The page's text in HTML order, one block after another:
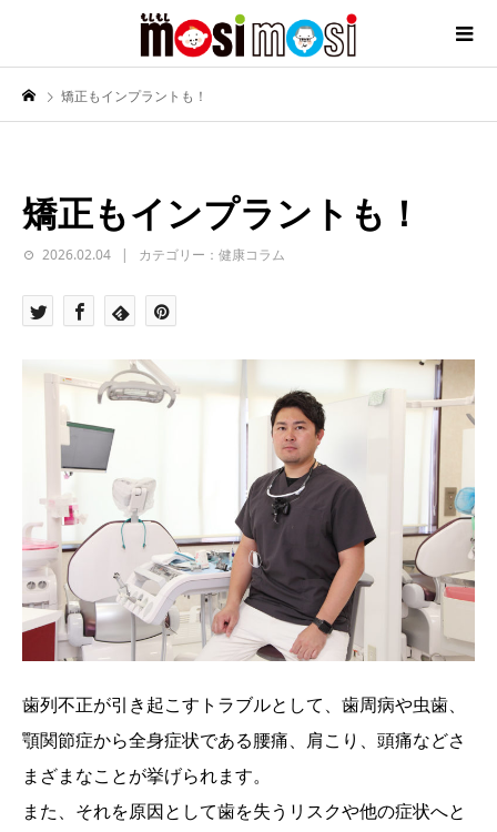
矯正もインプラントも！
矯正もインプラントも！
2026.02.04 カテゴリー：健康コラム
歯列不正が引き起こすトラブルとして、歯周病や虫歯、
顎関節症から全身症状である腰痛、肩こり、頭痛などさ
まざまなことが挙げられます。
また、それを原因として歯を失うリスクや他の症状へと